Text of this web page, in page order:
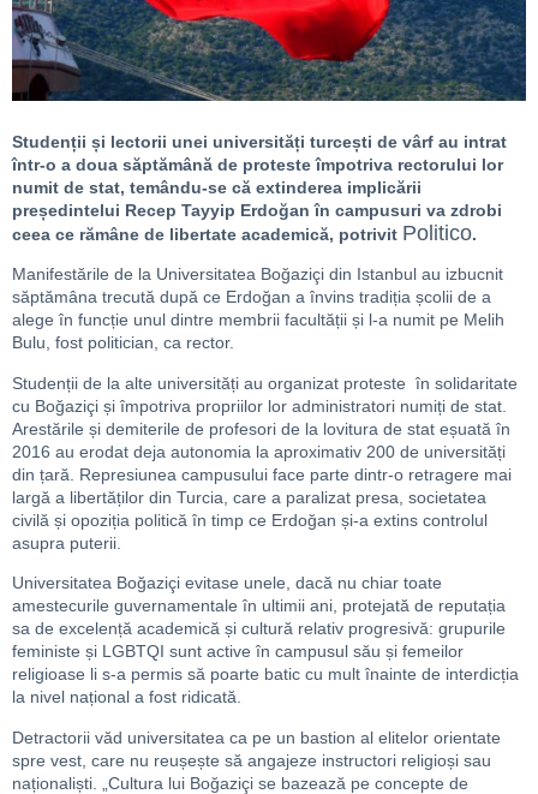
Studenții și lectorii unei universități turcești de vârf au intrat
într-o a doua săptămână de proteste împotriva rectorului lor
numit de stat, temându-se că extinderea implicării
președintelui Recep Tayyip Erdoğan în campusuri va zdrobi
ceea ce rămâne de libertate academică, potrivit Politico.
Manifestările de la Universitatea Boğaziçi din Istanbul au izbucnit
săptămâna trecută după ce Erdoğan a învins tradiția școlii de a
alege în funcție unul dintre membrii facultății și l-a numit pe Melih
Bulu, fost politician, ca rector.
Studenții de la alte universități au organizat proteste în solidaritate
cu Boğaziçi și împotriva propriilor lor administratori numiți de stat.
Arestările și demiterile de profesori de la lovitura de stat eșuată în
2016 au erodat deja autonomia la aproximativ 200 de universități
din țară. Represiunea campusului face parte dintr-o retragere mai
largă a libertăților din Turcia, care a paralizat presa, societatea
civilă și opoziția politică în timp ce Erdoğan și-a extins controlul
asupra puterii.
Universitatea Boğaziçi evitase unele, dacă nu chiar toate
amestecurile guvernamentale în ultimii ani, protejată de reputația
sa de excelență academică și cultură relativ progresivă: grupurile
feministe și LGBTQI sunt active în campusul său și femeilor
religioase li s-a permis să poarte batic cu mult înainte de interdicția
la nivel național a fost ridicată.
Detractorii văd universitatea ca pe un bastion al elitelor orientate
spre vest, care nu reușește să angajeze instructori religioși sau
naționaliști. „Cultura lui Boğaziçi se bazează pe concepte de